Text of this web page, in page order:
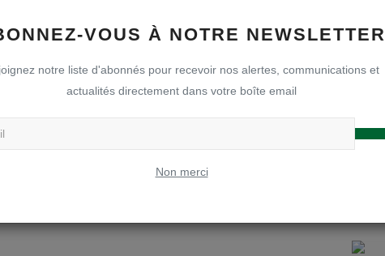
VOUS À NOTRE NEWSLETTER
notre liste d'abonnés pour recevoir nos alertes, communications et
actualités directement dans votre boîte email
Non merci